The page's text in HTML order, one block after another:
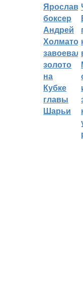
боксер
Андрей
завоевал
золото
на
Кубке
главы
Шарьи